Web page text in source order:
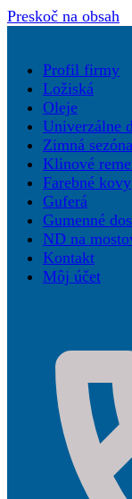
Preskoč na obsah
Profil firmy
Ložiská
Oleje
Univerzálne
Zimná sezóna
Klinové
Farebné kovy
Guferá
Gumenné
ND na
Kontakt
Môj účet